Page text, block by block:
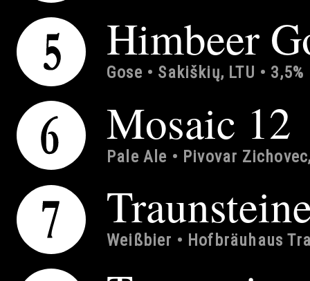
Himbeer
Gose • Sakiškių, LTU • 3,5%
Mosaic 12
Pale Ale • Pivovar
Weißbier • Hofbräuhaus